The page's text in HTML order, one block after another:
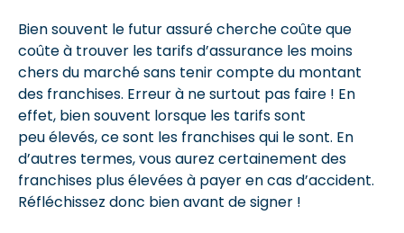
Bien souvent le futur assuré cherche coûte que
coûte à trouver les tarifs d’assurance les moins
chers du marché sans tenir compte du montant
des franchises. Erreur à ne surtout pas faire ! En
effet, bien souvent lorsque les tarifs sont
peu élevés, ce sont les franchises qui le sont. En
d’autres termes, vous aurez certainement des
franchises plus élevées à payer en cas d’accident.
Réfléchissez donc bien avant de signer !